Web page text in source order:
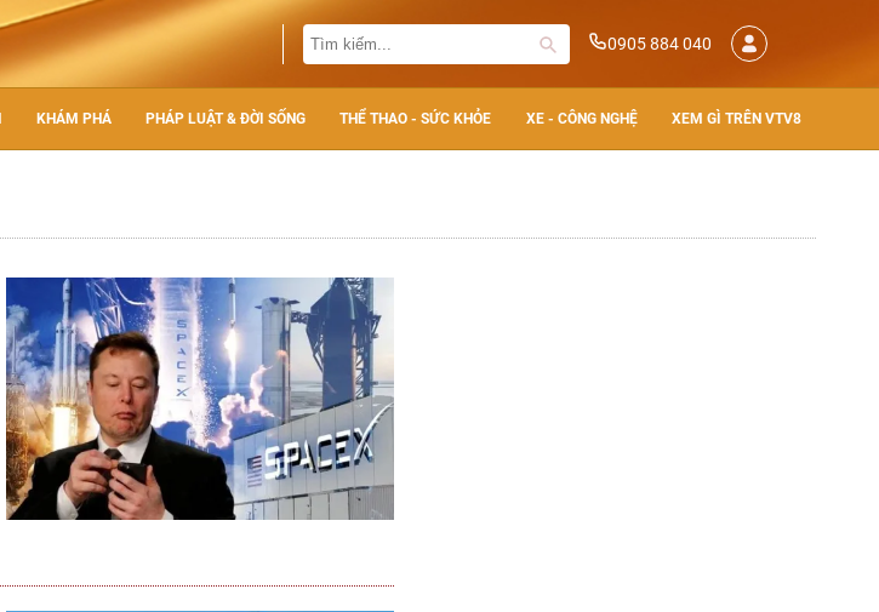
0905 884 040
KHÁM PHÁ PHÁP LUẬT & ĐỜI SỐNG THỂ THAO - SỨC KHỎE XE - CÔNG NGHỆ XEM GÌ TRÊN VTV8